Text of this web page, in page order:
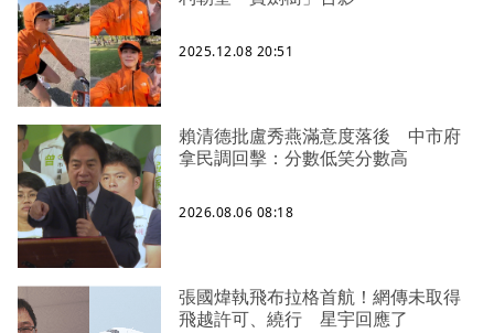
2025.12.08 20:51
賴清德批盧秀燕滿意度落後 中市府
拿民調回擊：分數低笑分數高
2026.08.06 08:18
張國煒執飛布拉格首航！網傳未取得
飛越許可、繞行 星宇回應了